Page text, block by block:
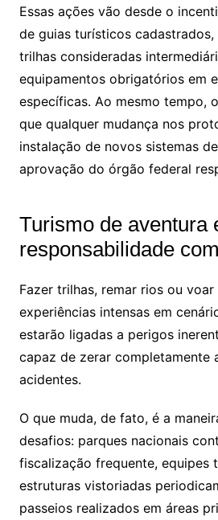
Essas ações vão desde o
de guias turísticos
trilhas consideradas
equipamentos obrigatórios em
específicas. Ao mesmo tempo,
que qualquer mudança nos
instalação de novos sistemas
aprovação do órgão federal
Turismo de aventura
responsabilidade
Fazer trilhas, remar rios ou
experiências intensas em
estarão ligadas a perigos
capaz de zerar completamente
acidentes.
O que muda, de fato, é a
desafios: parques nacionais
fiscalização frequente, equipes
estruturas vistoriadas
passeios realizados em áreas